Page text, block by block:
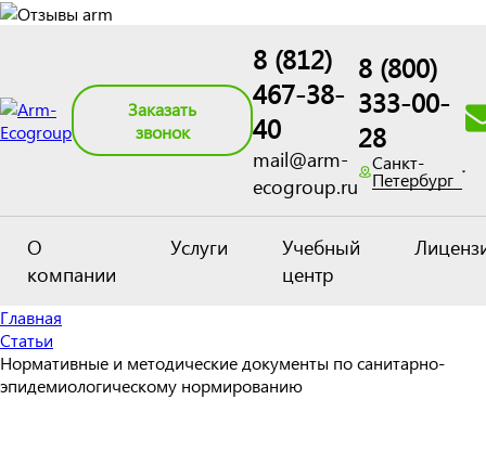
Заказать
звонок
8 (812)
467-38-
40
mail@arm-
ecogroup.ru
8 (800)
333-00-
28
Санкт-
Петербург
О
компании
Услуги
Учебный
центр
Главная
Статьи
Нормативные и методические документы по санитарно-
эпидемиологическому нормированию